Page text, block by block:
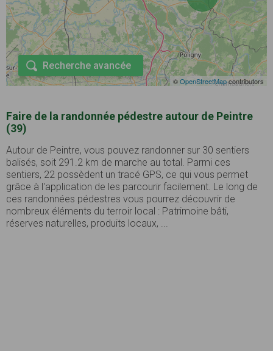
©OpenStreetMapcontributors
Recherche avancée
Faire de la randonnée pédestre autour de Peintre
(39)
Autour de Peintre, vous pouvez randonner sur 30 sentiers
balisés, soit 291.2 km de marche au total. Parmi ces
sentiers, 22 possèdent un tracé GPS, ce qui vous permet
grâce à l'application de les parcourir facilement. Le long de
ces randonnées pédestres vous pourrez découvrir de
nombreux éléments du terroir local : Patrimoine bâti,
réserves naturelles, produits locaux, ...